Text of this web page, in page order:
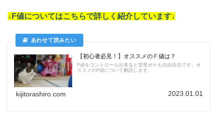
↓F値についてはこちらで詳しく紹介しています↓
【初心者必見！】オススメのＦ値は？
F値をコントロール出来ると背景ボケも自由自在です。オ
ススメのF値について解説します。
kijitorashiro.com 2023.01.01